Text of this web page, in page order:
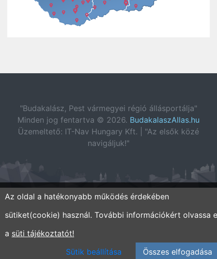
"Budakalász, Pest vármegyei régió állásportálja"
Minden jog fentartva © 2026. BudakalaszAllas.hu
Üzemeltető: IT-Nav Hungary Kft. | "Az elsők közé
navigáljuk!"
Az oldal a hatékonyabb működés érdekében
sütiket(cookie) használ. További információkért olvassa
a süti tájékoztatót!
Sütik beállítása
Összes elfogadása